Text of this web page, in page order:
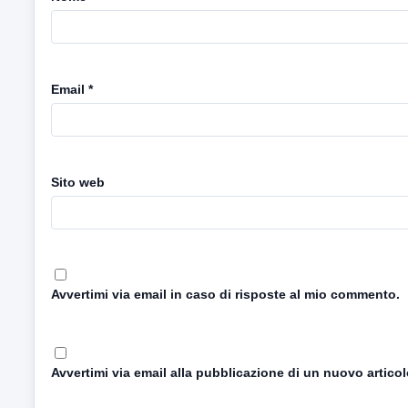
Email *
Sito web
Avvertimi via email in caso di risposte al mio commento.
Avvertimi via email alla pubblicazione di un nuovo